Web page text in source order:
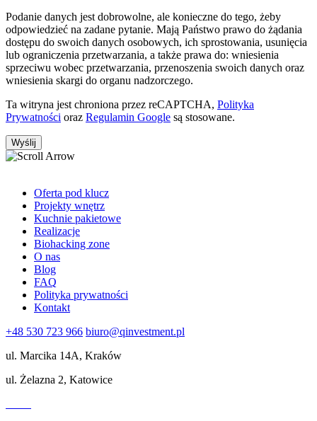
Podanie danych jest dobrowolne, ale konieczne do tego, żeby
odpowiedzieć na zadane pytanie. Mają Państwo prawo do żądania
dostępu do swoich danych osobowych, ich sprostowania, usunięcia
lub ograniczenia przetwarzania, a także prawa do: wniesienia
sprzeciwu wobec przetwarzania, przenoszenia swoich danych oraz
wniesienia skargi do organu nadzorczego.
Ta witryna jest chroniona przez reCAPTCHA, Polityka
Prywatności oraz Regulamin Google są stosowane.
Oferta pod klucz
Projekty wnętrz
Kuchnie pakietowe
Realizacje
Biohacking zone
O nas
Blog
FAQ
Polityka prywatności
Kontakt
+48 530 723 966 biuro@qinvestment.pl
ul. Marcika 14A, Kraków
ul. Żelazna 2, Katowice